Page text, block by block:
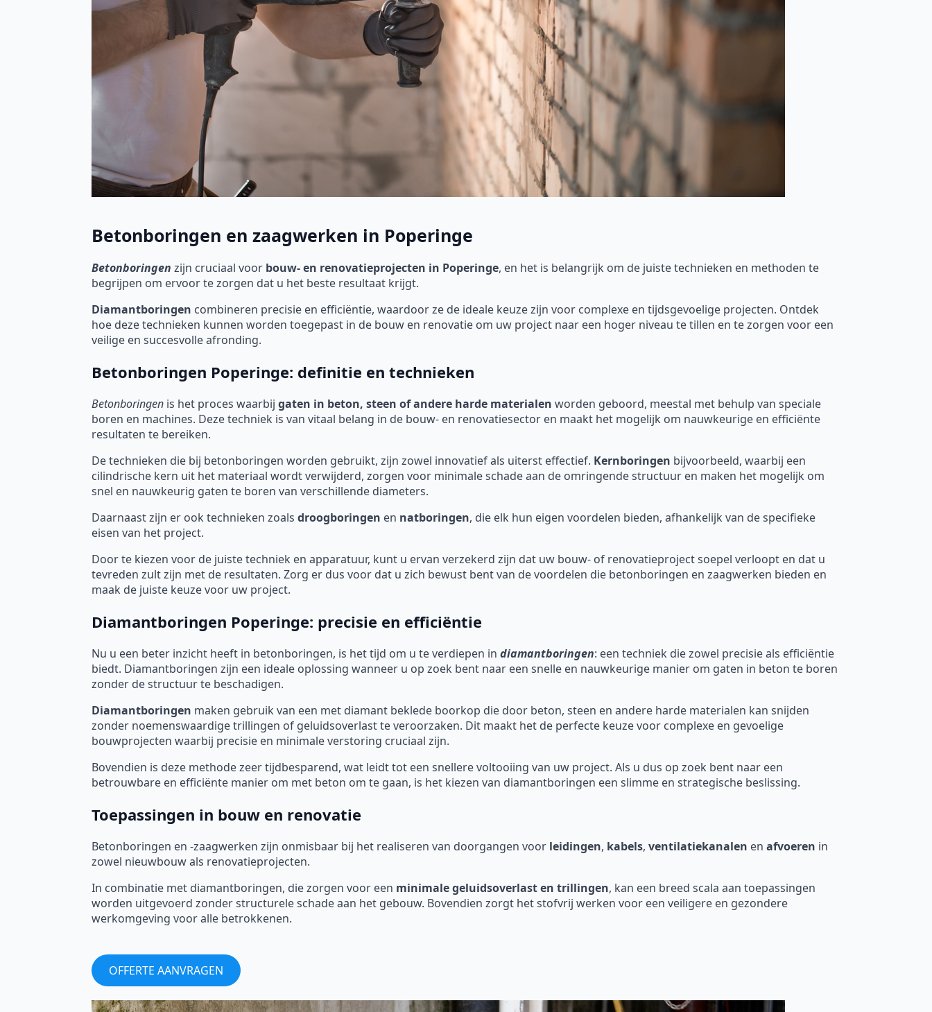
Betonboringen en zaagwerken in Poperinge
Betonboringen zijn cruciaal voor bouw- en renovatieprojecten in Poperinge, en het is belangrijk om de juiste technieken en methoden te
begrijpen om ervoor te zorgen dat u het beste resultaat krijgt.
Diamantboringen combineren precisie en efficiëntie, waardoor ze de ideale keuze zijn voor complexe en tijdsgevoelige projecten. Ontdek
hoe deze technieken kunnen worden toegepast in de bouw en renovatie om uw project naar een hoger niveau te tillen en te zorgen voor een
veilige en succesvolle afronding.
Betonboringen Poperinge: definitie en technieken
Betonboringen is het proces waarbij gaten in beton, steen of andere harde materialen worden geboord, meestal met behulp van speciale
boren en machines. Deze techniek is van vitaal belang in de bouw- en renovatiesector en maakt het mogelijk om nauwkeurige en efficiënte
resultaten te bereiken.
De technieken die bij betonboringen worden gebruikt, zijn zowel innovatief als uiterst effectief. Kernboringen bijvoorbeeld, waarbij een
cilindrische kern uit het materiaal wordt verwijderd, zorgen voor minimale schade aan de omringende structuur en maken het mogelijk om
snel en nauwkeurig gaten te boren van verschillende diameters.
Daarnaast zijn er ook technieken zoals droogboringen en natboringen, die elk hun eigen voordelen bieden, afhankelijk van de specifieke
eisen van het project.
Door te kiezen voor de juiste techniek en apparatuur, kunt u ervan verzekerd zijn dat uw bouw- of renovatieproject soepel verloopt en dat u
tevreden zult zijn met de resultaten. Zorg er dus voor dat u zich bewust bent van de voordelen die betonboringen en zaagwerken bieden en
maak de juiste keuze voor uw project.
Diamantboringen Poperinge: precisie en efficiëntie
Nu u een beter inzicht heeft in betonboringen, is het tijd om u te verdiepen in diamantboringen: een techniek die zowel precisie als efficiëntie
biedt. Diamantboringen zijn een ideale oplossing wanneer u op zoek bent naar een snelle en nauwkeurige manier om gaten in beton te boren
zonder de structuur te beschadigen.
Diamantboringen maken gebruik van een met diamant beklede boorkop die door beton, steen en andere harde materialen kan snijden
zonder noemenswaardige trillingen of geluidsoverlast te veroorzaken. Dit maakt het de perfecte keuze voor complexe en gevoelige
bouwprojecten waarbij precisie en minimale verstoring cruciaal zijn.
Bovendien is deze methode zeer tijdbesparend, wat leidt tot een snellere voltooiing van uw project. Als u dus op zoek bent naar een
betrouwbare en efficiënte manier om met beton om te gaan, is het kiezen van diamantboringen een slimme en strategische beslissing.
Toepassingen in bouw en renovatie
Betonboringen en -zaagwerken zijn onmisbaar bij het realiseren van doorgangen voor leidingen, kabels, ventilatiekanalen en afvoeren in
zowel nieuwbouw als renovatieprojecten.
In combinatie met diamantboringen, die zorgen voor een minimale geluidsoverlast en trillingen, kan een breed scala aan toepassingen
worden uitgevoerd zonder structurele schade aan het gebouw. Bovendien zorgt het stofvrij werken voor een veiligere en gezondere
werkomgeving voor alle betrokkenen.
OFFERTE AANVRAGEN